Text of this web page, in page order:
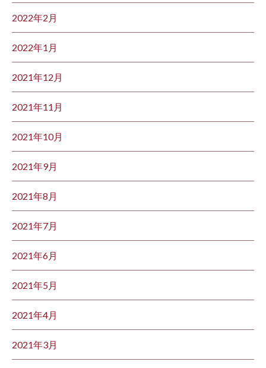
2022年2月
2022年1月
2021年12月
2021年11月
2021年10月
2021年9月
2021年8月
2021年7月
2021年6月
2021年5月
2021年4月
2021年3月